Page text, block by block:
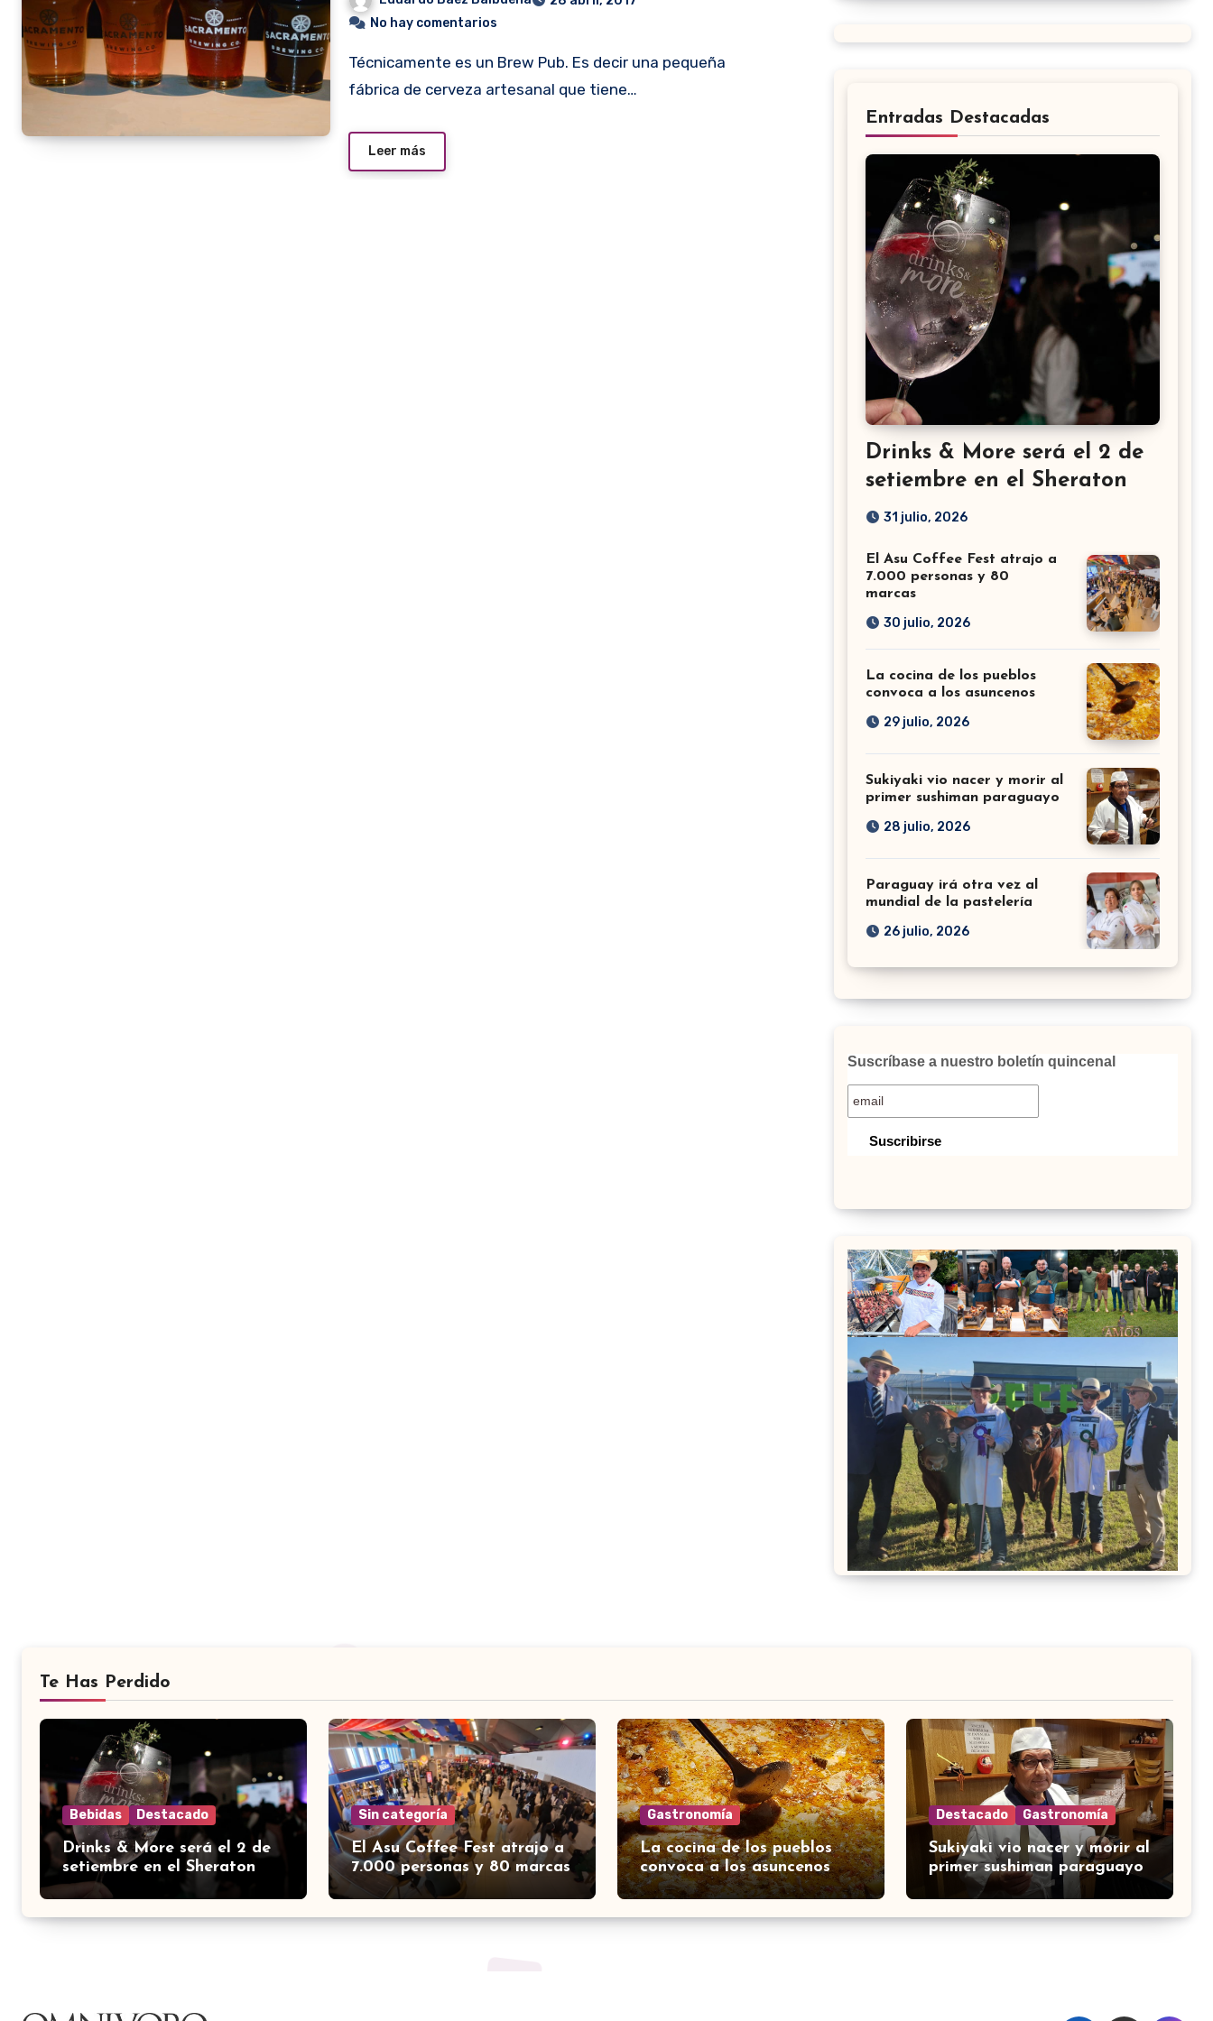
No hay comentarios
Técnicamente es un Brew Pub. Es decir una pequeña
fábrica de cerveza artesanal que tiene…
Leer más
Entradas Destacadas
Drinks & More será el 2 de
setiembre en el Sheraton
31 julio, 2026
El Asu Coffee Fest atrajo a
7.000 personas y 80
marcas
30 julio, 2026
La cocina de los pueblos
convoca a los asuncenos
29 julio, 2026
Sukiyaki vio nacer y morir al
primer sushiman paraguayo
28 julio, 2026
Paraguay irá otra vez al
mundial de la pastelería
26 julio, 2026
Suscríbase a nuestro boletín quincenal
Te Has Perdido
Bebidas Destacado
Drinks & More será el 2 de
setiembre en el Sheraton
Sin categoría
El Asu Coffee Fest atrajo a
7.000 personas y 80 marcas
Gastronomía
La cocina de los pueblos
convoca a los asuncenos
Destacado Gastronomía
Sukiyaki vio nacer y morir al
primer sushiman paraguayo